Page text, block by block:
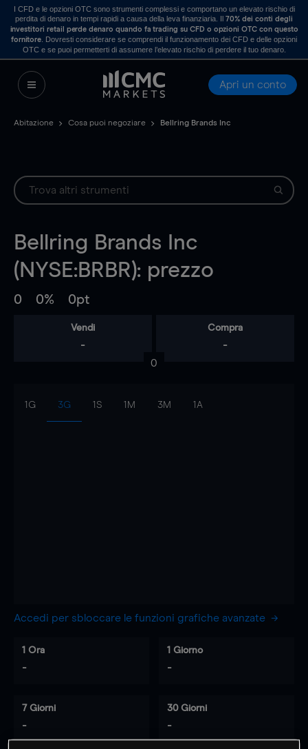
I CFD e le opzioni OTC sono strumenti complessi e comportano un elevato rischio di
perdita di denaro in tempi rapidi a causa della leva finanziaria. Il70% dei conti degli
investitori retail perde denaro quando fa trading su CFD o opzioni OTC con questo
fornitore . Dovresti considerare se comprendi il funzionamento dei CFD e delle opzioni
OTC e se puoi permetterti di assumere l’elevato rischio di perdere il tuo denaro.
Apri un conto
Abitazione Cosa puoi negoziare Bellring Brands Inc
Bellring Brands Inc
(NYSE:BRBR): prezzo
0 0% 0pt
Vendi
-
Compra
-
0
1G 3G 1S 1M 3M 1A
Accedi per sbloccare le funzioni grafiche avanzate
1 Ora
-
1 Giorno
-
7 Giorni
-
30 Giorni
-